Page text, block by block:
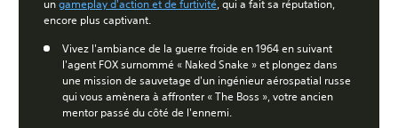
ungameplay d'action et de furtivité, qui a fait sa réputation,
encore plus captivant.
Vivez l'ambiance de la guerre froide en 1964 en suivant
l'agent FOX surnommé « Naked Snake » et plongez dans
une mission de sauvetage d'un ingénieur aérospatial russe
qui vous amènera à affronter « The Boss », votre ancien
mentor passé du côté de l'ennemi.